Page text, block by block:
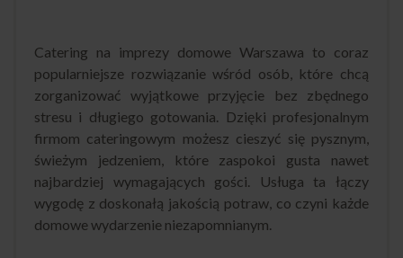
Catering na imprezy domowe Warszawa to coraz
popularniejsze rozwiązanie wśród osób, które chcą
zorganizować wyjątkowe przyjęcie bez zbędnego
stresu i długiego gotowania. Dzięki profesjonalnym
firmom cateringowym możesz cieszyć się pysznym,
świeżym jedzeniem, które zaspokoi gusta nawet
najbardziej wymagających gości. Usługa ta łączy
wygodę z doskonałą jakością potraw, co czyni każde
domowe wydarzenie niezapomnianym.